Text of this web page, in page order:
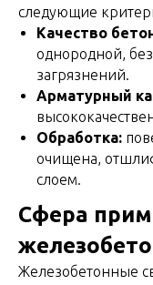
следующие
Качество
однородной,
загрязнений.
Арматурный
Обработка:
очищена,
слоем.
Сфера
Железобетонные